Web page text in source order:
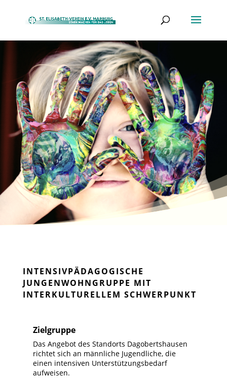
INTENSIVPÄDAGOGISCHE
JUNGENWOHNGRUPPE MIT
INTERKULTURELLEM SCHWERPUNKT
Zielgruppe
Das Angebot des Standorts Dagobertshausen
richtet sich an männliche Jugendliche, die
einen intensiven Unterstützungsbedarf
aufweisen.